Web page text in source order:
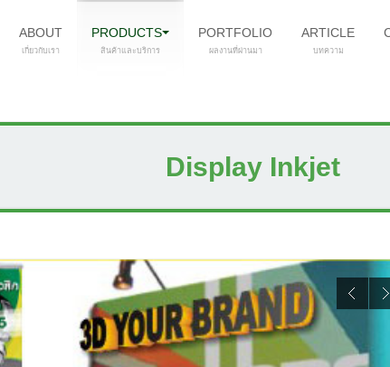
ABOUT
เกี่ยวกับเรา
PRODUCTS
สินค้าและบริการ
PORTFOLIO
ผลงานที่ผ่านมา
ARTICLE
บทความ
Display Inkjet